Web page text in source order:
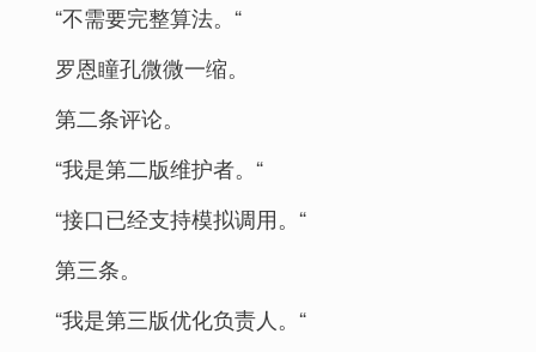
“不需要完整算法。“
罗恩瞳孔微微一缩。
第二条评论。
“我是第二版维护者。“
“接口已经支持模拟调用。“
第三条。
“我是第三版优化负责人。“